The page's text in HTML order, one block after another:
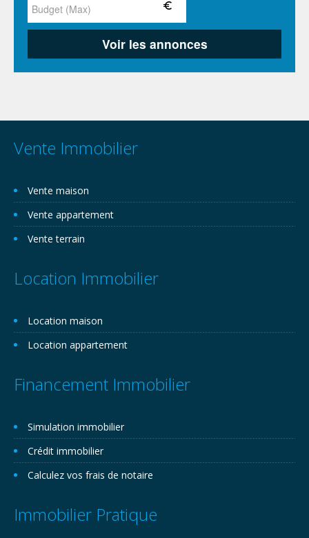
Vente Immobilier
Vente maison
Vente appartement
Vente terrain
Location Immobilier
Location maison
Location appartement
Financement Immobilier
Simulation immobilier
Crédit immobilier
Calculez vos frais de notaire
Immobilier Pratique